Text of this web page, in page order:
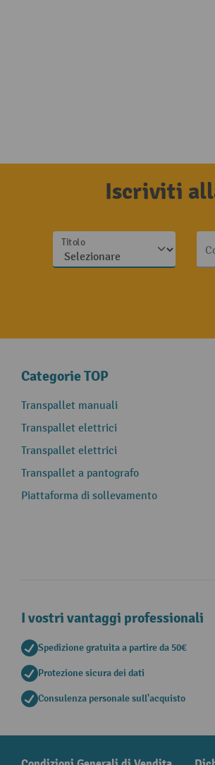
Iscriviti
Titolo
Categorie TOP
Transpallet manuali
Transpallet elettrici
Transpallet elettrici
Transpallet a pantografo
Piattaforma di sollevamento
I vostri vantaggi professionali
Spedizione gratuita a partire da 50€
Protezione sicura dei dati
Consulenza personale sull'acquisto